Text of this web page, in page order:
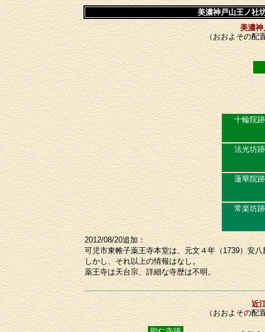
美濃神戸山王ノ社
美濃神
（おおよその配
十輪院跡
法光坊跡
蓮華院跡
常楽坊跡
2012/08/20追加：
可児市東帷子薬王寺本堂は、元文４年（1739）安
しかし、それ以上の情報はなし。
薬王寺は天台宗、詳細な寺歴は不明。
近
（おおよその配